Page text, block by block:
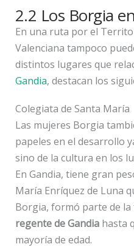
2.2 Los Borgia
En una ruta por el
Valenciana tampoco
distintos lugares que
Gandia, destacan los
Colegiata de Santa María
Las mujeres Borgia
papeles en el desarrollo
sino de la cultura en los
En Gandia, tiene gran
María Enríquez de Luna
Borgia, formó parte de la
regente de Gandiahasta
mayoría de edad.